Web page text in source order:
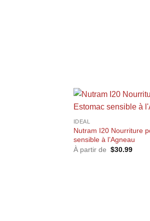
+
IDEAL
Nutram I20 Nourriture
sensible à l’Agneau
À partir de $30.99